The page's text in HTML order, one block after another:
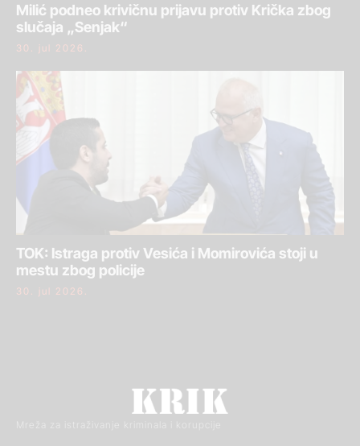
Milić podneo krivičnu prijavu protiv Krička zbog
slučaja „Senjak“
30. jul 2026.
TOK: Istraga protiv Vesića i Momirovića stoji u
mestu zbog policije
30. jul 2026.
Mreža za istraživanje kriminala i korupcije